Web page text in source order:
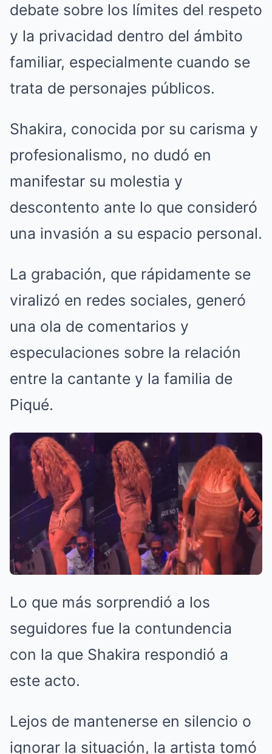
debate sobre los límites del respeto
y la privacidad dentro del ámbito
familiar, especialmente cuando se
trata de personajes públicos.
Shakira, conocida por su carisma y
profesionalismo, no dudó en
manifestar su molestia y
descontento ante lo que consideró
una invasión a su espacio personal.
La grabación, que rápidamente se
viralizó en redes sociales, generó
una ola de comentarios y
especulaciones sobre la relación
entre la cantante y la familia de
Piqué.
Lo que más sorprendió a los
seguidores fue la contundencia
con la que Shakira respondió a
este acto.
Lejos de mantenerse en silencio o
ignorar la situación, la artista tomó